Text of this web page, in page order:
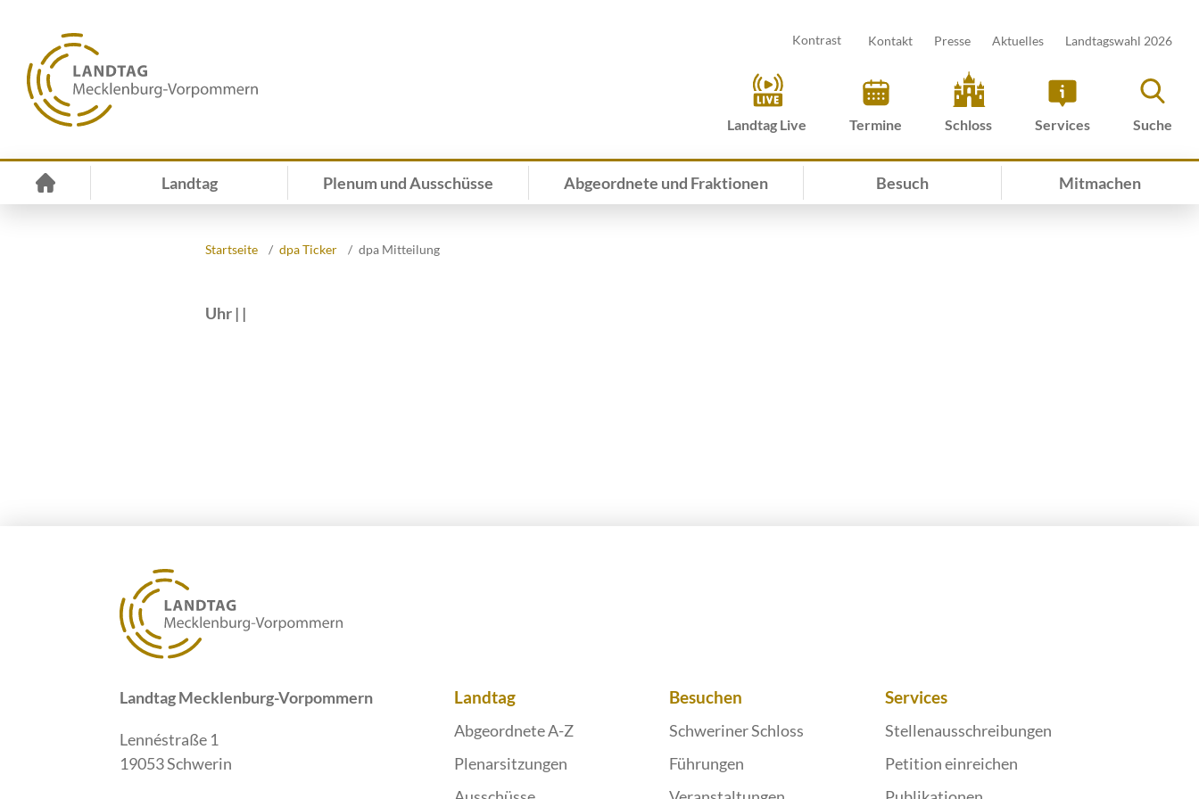
Kontrast Kontakt Presse Aktuelles Landtagswahl 2026
Landtag Live Termine Schloss Services Suche
Landtag Plenum und Ausschüsse Abgeordnete und Fraktionen Besuch Mitmachen
Startseite dpa Ticker dpa Mitteilung
Uhr | |
Landtag Mecklenburg-Vorpommern
Lennéstraße 1
19053 Schwerin
Landtag
Abgeordnete A-Z
Plenarsitzungen
Besuchen
Schweriner Schloss
Führungen
Services
Stellenausschreibungen
Petition einreichen